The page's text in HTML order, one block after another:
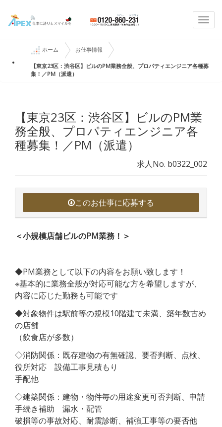
ホーム お仕事情報
【東京23区：渋谷区】ビルのPM業務全般、プロパティエンジニア各種募
集！／PM（派遣）
【東京23区：渋谷区】ビルのPM業
務全般、プロパティエンジニア各
種募集！／PM（派遣）
求人No. b0322_002
このお仕事に応募する
＜小規模店舗ビルのPM業務！＞
◆PM業務として以下の内容をお願い致します！
※基本的に業務全般が対応可能な方を希望しますが、
内容に応じた勤務も可能です
◆対象物件は駅前等の規模10階建て未満、築年数古め
の店舗
（飲食店が多数）
◇消防関係：既存建物の有無確認、要否判断、点検、
役所対応 設備工事見積もり
手配他
◇建築関係：建物・物件毎の用途変更可否判断、申請
手続き補助 漏水・配管
破損等の事故対応、耐震診断、補強工事等の要否他